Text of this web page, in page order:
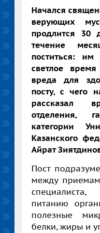
Начался
верующих
продлится
течение
поститься:
светлое
вреда для
посту, с чего
рассказал
отделения,
категории
Казанского
Айрат
Пост
между
питанию
полезные
белки, жиры и